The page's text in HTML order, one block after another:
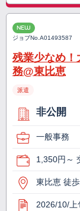
NEW
ジョブNo.A01493587
残業少なめ！
務@東比恵
派遣
非公開
一般事務
1,350円～
東比恵 徒
2026/10/上